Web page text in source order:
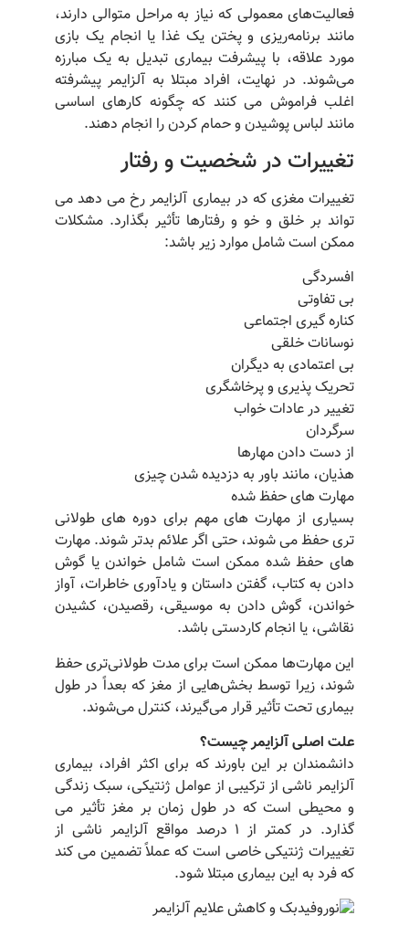
فعالیت‌های معمولی که نیاز به مراحل متوالی دارند،
مانند برنامه‌ریزی و پختن یک غذا یا انجام یک بازی
مورد علاقه، با پیشرفت بیماری تبدیل به یک مبارزه
می‌شوند. در نهایت، افراد مبتلا به آلزایمر پیشرفته
اغلب فراموش می کنند که چگونه کارهای اساسی
مانند لباس پوشیدن و حمام کردن را انجام دهند.
تغییرات در شخصیت و رفتار
تغییرات مغزی که در بیماری آلزایمر رخ می دهد می
تواند بر خلق و خو و رفتارها تأثیر بگذارد. مشکلات
ممکن است شامل موارد زیر باشد:
افسردگی
بی تفاوتی
کناره گیری اجتماعی
نوسانات خلقی
بی اعتمادی به دیگران
تحریک پذیری و پرخاشگری
تغییر در عادات خواب
سرگردان
از دست دادن مهارها
هذیان، مانند باور به دزدیده شدن چیزی
مهارت های حفظ شده
بسیاری از مهارت های مهم برای دوره های طولانی
تری حفظ می شوند، حتی اگر علائم بدتر شوند. مهارت
های حفظ شده ممکن است شامل خواندن یا گوش
دادن به کتاب، گفتن داستان و یادآوری خاطرات، آواز
خواندن، گوش دادن به موسیقی، رقصیدن، کشیدن
نقاشی، یا انجام کاردستی باشد.
این مهارت‌ها ممکن است برای مدت طولانی‌تری حفظ
شوند، زیرا توسط بخش‌هایی از مغز که بعداً در طول
بیماری تحت تأثیر قرار می‌گیرند، کنترل می‌شوند.
علت اصلی آلزایمر چیست؟
دانشمندان بر این باورند که برای اکثر افراد، بیماری
آلزایمر ناشی از ترکیبی از عوامل ژنتیکی، سبک زندگی
و محیطی است که در طول زمان بر مغز تأثیر می
گذارد. در کمتر از 1 درصد مواقع آلزایمر ناشی از
تغییرات ژنتیکی خاصی است که عملاً تضمین می کند
که فرد به این بیماری مبتلا شود.